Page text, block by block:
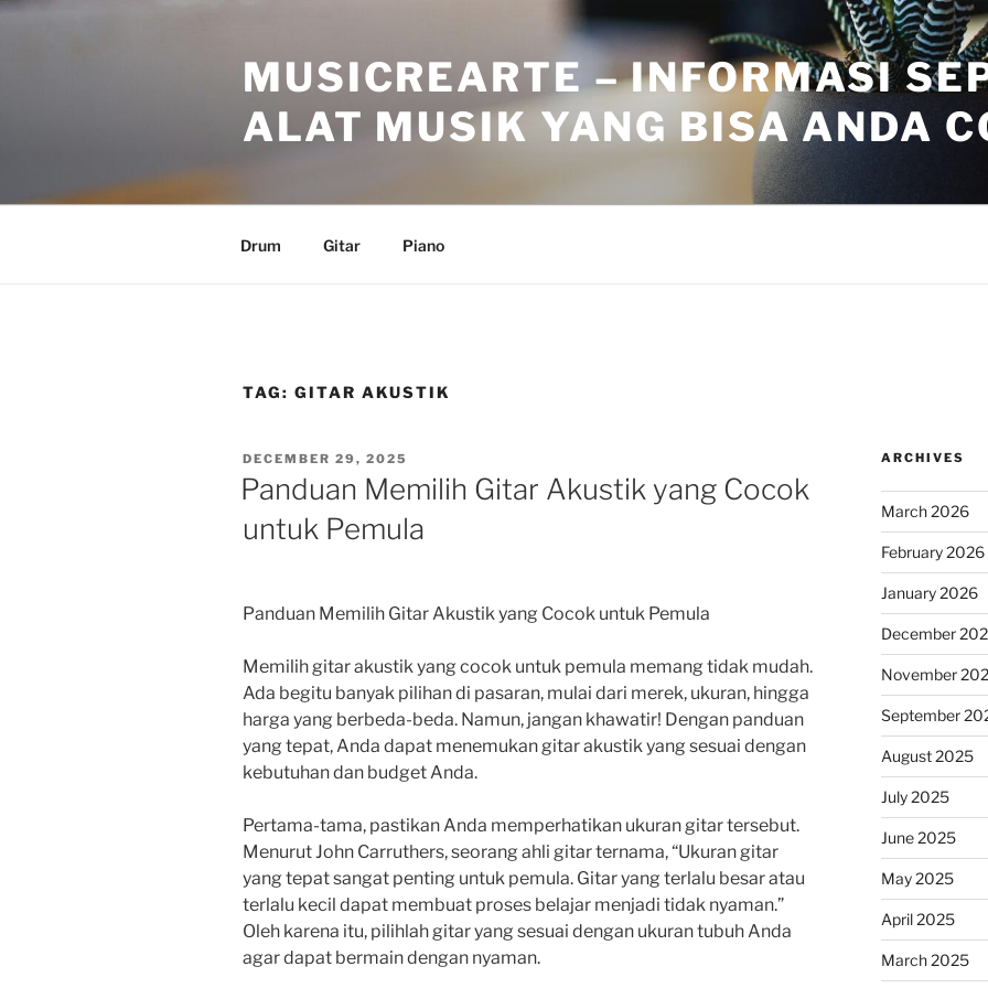
Skip
MUSICREARTE – INFORMASI
ALAT MUSIK YANG BISA ANDA
Drum Gitar Piano
TAG: GITAR AKUSTIK
POSTED
ON
DECEMBER 29, 2025
Panduan Memilih Gitar Akustik yang Cocok
untuk Pemula
Panduan Memilih Gitar Akustik yang Cocok untuk Pemula
Memilih gitar akustik yang cocok untuk pemula memang tidak mudah.
Ada begitu banyak pilihan di pasaran, mulai dari merek, ukuran, hingga
harga yang berbeda-beda. Namun, jangan khawatir! Dengan panduan
yang tepat, Anda dapat menemukan gitar akustik yang sesuai dengan
kebutuhan dan budget Anda.
Pertama-tama, pastikan Anda memperhatikan ukuran gitar tersebut.
Menurut John Carruthers, seorang ahli gitar ternama, “Ukuran gitar
yang tepat sangat penting untuk pemula. Gitar yang terlalu besar atau
terlalu kecil dapat membuat proses belajar menjadi tidak nyaman.”
Oleh karena itu, pilihlah gitar yang sesuai dengan ukuran tubuh Anda
agar dapat bermain dengan nyaman.
ARCHIVES
March 2026
February 2026
January 2026
December
November
September
August 2025
July 2025
June 2025
May 2025
April 2025
March 2025